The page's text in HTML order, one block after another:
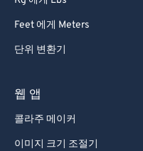
Feet 에게 Meters
단위 변환기
웹 앱
콜라주 메이커
이미지 크기 조절기